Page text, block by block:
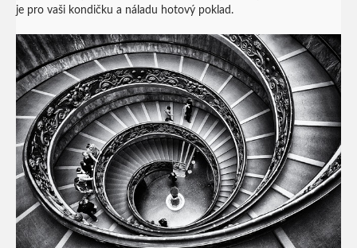
je pro vaši kondičku a náladu hotový poklad.